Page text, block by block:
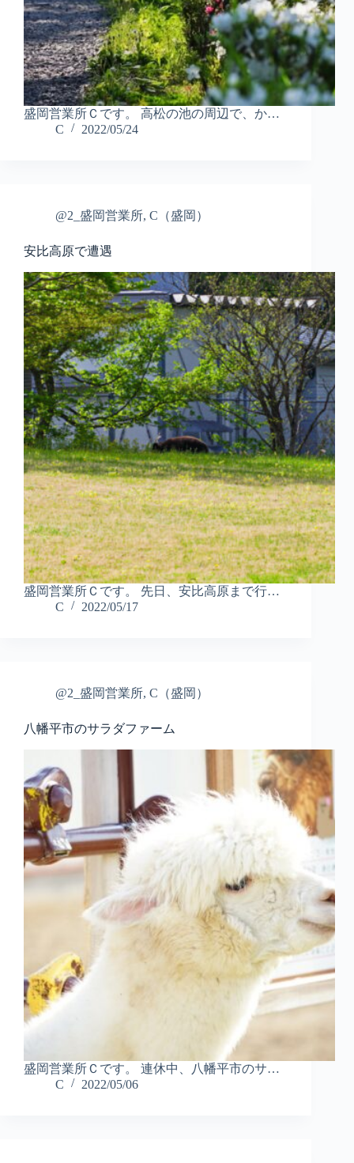
盛岡営業所Ｃです。 高松の池の周辺で、か…
C
2022/05/24
@2_盛岡営業所, C（盛岡）
安比高原で遭遇
盛岡営業所Ｃです。 先日、安比高原まで行…
C
2022/05/17
@2_盛岡営業所, C（盛岡）
八幡平市のサラダファーム
盛岡営業所Ｃです。 連休中、八幡平市のサ…
C
2022/05/06